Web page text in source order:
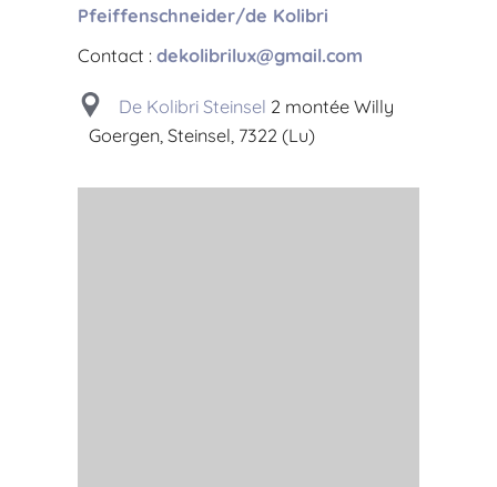
Pfeiffenschneider/de Kolibri
Contact : dekolibrilux@gmail.com
De Kolibri Steinsel 2 montée Willy
Goergen, Steinsel, 7322 (Lu)